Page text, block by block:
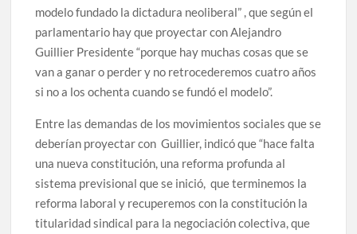
modelo fundado la dictadura neoliberal” , que según el
parlamentario hay que proyectar con Alejandro
Guillier Presidente “porque hay muchas cosas que se
van a ganar o perder y no retrocederemos cuatro años
si no a los ochenta cuando se fundó el modelo”.
Entre las demandas de los movimientos sociales que se
deberían proyectar con Guillier, indicó que “hace falta
una nueva constitución, una reforma profunda al
sistema previsional que se inició, que terminemos la
reforma laboral y recuperemos con la constitución la
titularidad sindical para la negociación colectiva, que